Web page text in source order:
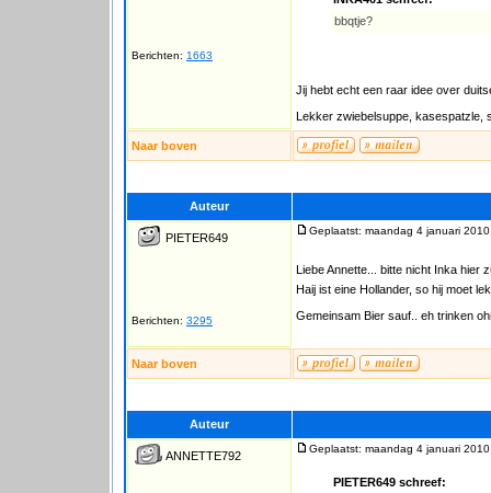
Berichten: 1663
bbqtje?
Jij hebt echt een raar idee over
Lekker zwiebelsuppe, kasespatzle,
Naar boven
Auteur
PIETER649
Berichten: 3295
Geplaatst: maandag 4 januari
Liebe Annette... bitte nicht Inka hier
Haij ist eine Hollander, so hij moet
Gemeinsam Bier sauf.. eh trinken
Naar boven
Auteur
ANNETTE792
Geplaatst: maandag 4 januari
PIETER649 schreef: